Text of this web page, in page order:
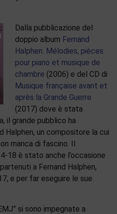
Dalla pubblicazione del
doppio album Fernand
Halphen. Mélodies, pièces
pour piano et musique de
chambre (2006) e del CD di
Musique française avant et
après la Grande Guerre
(2017) dove è stata
il grande pubblico ha
Halphen, un compositore la cui
manca di fascino. Il
18 è stato anche l’occasione
a Fernand Halphen,
e per far eseguire le sue
si sono impegnate a